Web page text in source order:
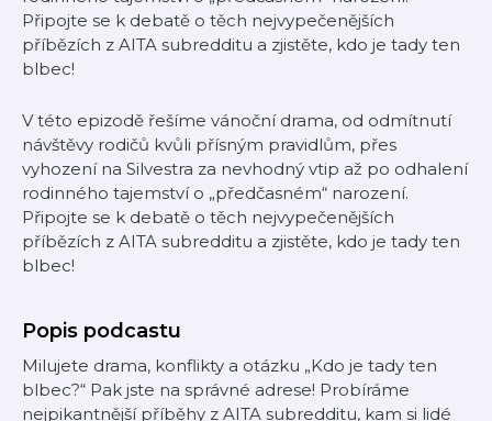
Připojte se k debatě o těch nejvypečenějších
příbězích z AITA subredditu a zjistěte, kdo je tady ten
blbec!
V této epizodě řešíme vánoční drama, od odmítnutí
návštěvy rodičů kvůli přísným pravidlům, přes
vyhození na Silvestra za nevhodný vtip až po odhalení
rodinného tajemství o „předčasném“ narození.
Připojte se k debatě o těch nejvypečenějších
příbězích z AITA subredditu a zjistěte, kdo je tady ten
blbec!
Popis podcastu
Milujete drama, konflikty a otázku „Kdo je tady ten
blbec?“ Pak jste na správné adrese! Probíráme
nejpikantnější příběhy z AITA subredditu, kam si lidé